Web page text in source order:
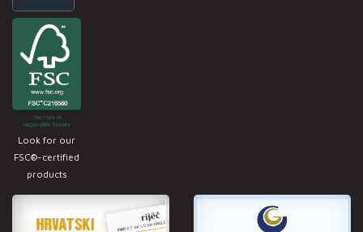
Look for our
FSC®-certified
products